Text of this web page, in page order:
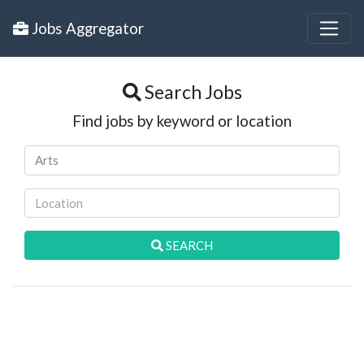
Jobs Aggregator
Search Jobs
Find jobs by keyword or location
SEARCH